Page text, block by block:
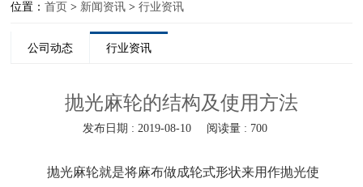
位置：首页 > 新闻资讯 >行业资讯
公司动态 行业资讯
抛光麻轮的结构及使用方法
发布日期 : 2019-08-10 阅读量 : 700
抛光麻轮就是将麻布做成轮式形状来用作抛光使